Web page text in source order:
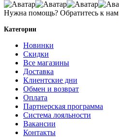
Нужна помощь? Обратитесь к нам
Категории
Новинки
Скидки
Все магазины
Доставка
Клиентские дни
Обмен и возврат
Оплата
Партнерская программа
Система лояльности
Вакансии
Контакты